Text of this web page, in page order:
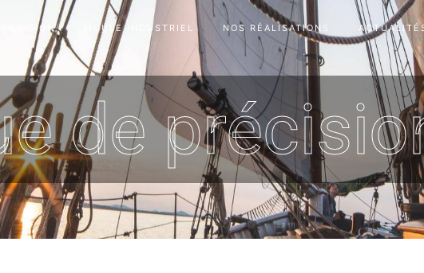
MOULE INDUSTRIEL NOS RÉALISATIONS
de